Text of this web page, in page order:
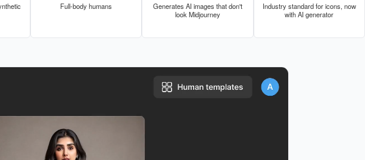
Full-body humans
Generates AI images that don't
look Midjourney
Industry standard for icons, now
with AI generator